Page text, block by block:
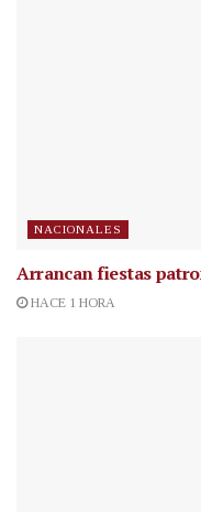
NACIONALES
Arrancan fiestas
HACE 1 HORA